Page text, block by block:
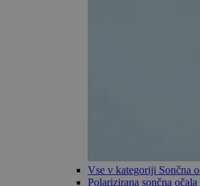
Vse v kategoriji Sončna
Polarizirana sončna očala